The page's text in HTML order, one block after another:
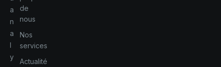
a
n
a
l
y
de
nous
Nos
services
Actualité